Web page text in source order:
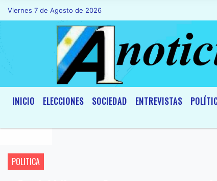
Viernes 7 de Agosto de 2026Hoy es Viernes 7 de Agosto de
INICIO ELECCIONES SOCIEDAD ENTREVISTAS
POLITICA